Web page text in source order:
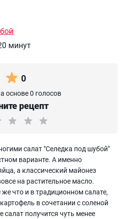
минут
0
основе 0 голосов
рецепт
салат "Селедка под шубой"
варианте. А именно
а классический майонез
на растительное масло.
что и в традиционном салате,
в сочетании с соленой
салат получится чуть менее